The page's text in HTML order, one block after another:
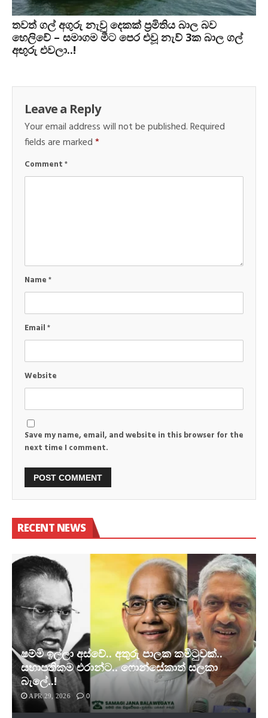
තවත් ගල් අගුරු නැවු දෙකක් ප‍්‍රමිතිය බාල බව
හෙලිවේ – සමාගම මීට පෙර එවූ නැව් 3ක බාල ගල්
අඟුරු එවලා..!
Leave a Reply
Your email address will not be published.Required
fields are marked*
Comment*
Name*
Email*
Website
Save my name, email, and website in this browser for the
next time I comment.
RECENT NEWS
ෂම්මි ඉල්ලා අස්වේ.. අතුරු පාලක කමිටුවක්..
සභාපතිකම එරාන්ට.. ෆොන්සේකාත් සලකා
බැලේ..!
APR 29, 2026 0